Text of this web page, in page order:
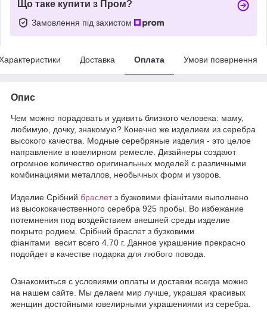
Що таке купити з Пром?
Замовлення під захистом
Доставка Оплата Умови повернення
Опис
Чем можно порадовать и удивить близкого человека: маму,
любимую, дочку, знакомую? Конечно же изделием из серебра
высокого качества. Модные серебряные изделия - это целое
направление в ювелирном ремесле. Дизайнеры создают
огромное количество оригинальных моделей с различными
комбинациями металлов, необычных форм и узоров.
Изделие Срібний браслетз бузковими фіанітами выполнено
из высококачественного серебра 925 пробы. Во избежание
потемнения под воздействием внешней среды изделие
покрыто родием. Срібний браслет з бузковими
фіанітами весит всего 4.70 г. Данное украшение прекрасно
подойдет в качестве подарка для любого повода.
Ознакомиться с условиями оплаты и доставки всегда можно
на нашем сайте. Мы делаем мир лучше, украшая красивых
женщин достойными ювелирными украшениями из серебра.